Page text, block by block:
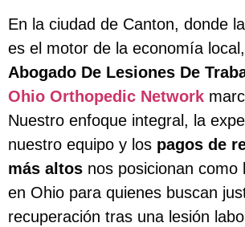
En la ciudad de Canton, donde
es el motor de la economía
Abogado De Lesiones De
Ohio Orthopedic Network
Nuestro enfoque integral, la
nuestro equipo y los pagos de
más altos nos posicionan como
en Ohio para quienes buscan
recuperación tras una lesión